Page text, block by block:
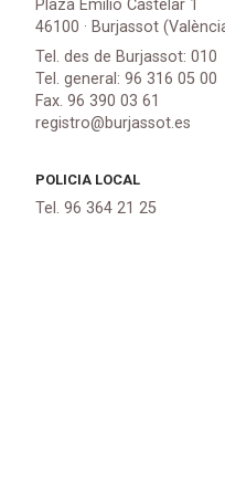
Plaza Emilio Castelar 1
46100 · Burjassot
Tel. des de Burjassot: 010
Tel. general: 96 316 05 00
Fax. 96 390 03 61
registro@burjassot.es
POLICIA LOCAL
Tel. 96 364 21 25